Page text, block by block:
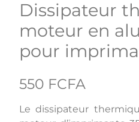
Dissipateur
moteur en
pour
550 FCFA
Le dissipateur